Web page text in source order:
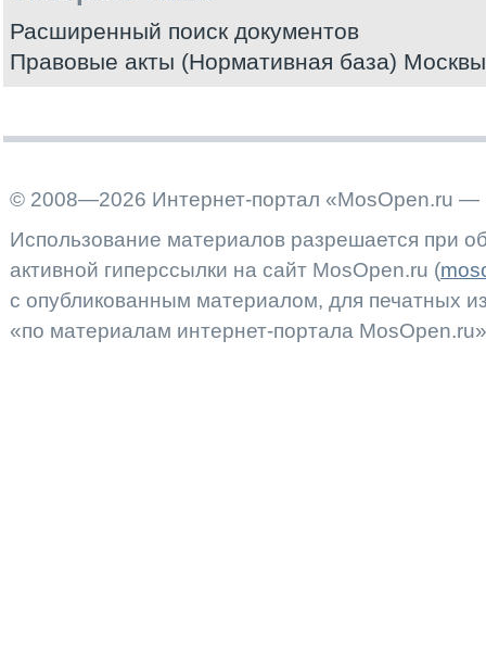
Расширенный поиск документов
Правовые акты (Нормативная база) Москвы
© 2008—2026 Интернет-портал «MosOpen.ru —
Использование материалов разрешается при
активной гиперссылки на сайт MosOpen.ru (
с опубликованным материалом, для печатных
«по материалам интернет-портала